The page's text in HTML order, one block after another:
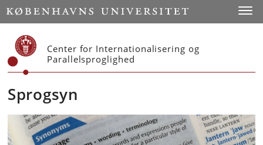
Start
Center for Internationalisering og
Parallelsproglighed
Sprogsyn